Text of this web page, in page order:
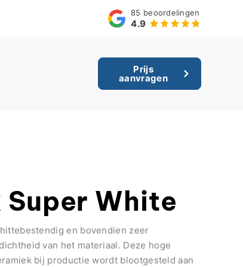
85 beoordelingen
4.9
Prijs
aanvragen
Super White
en bovendien zeer
van het materiaal. Deze hoge
bij productie wordt blootgesteld aan